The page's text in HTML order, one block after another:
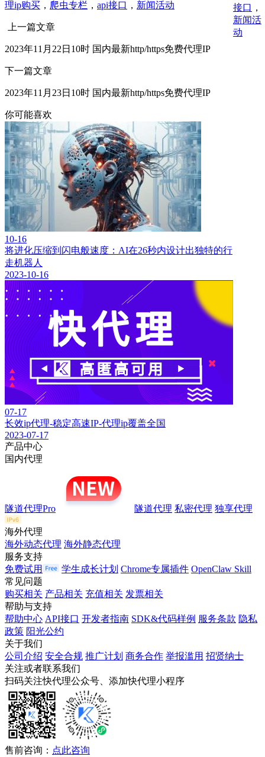
理ip购买 ， 爬虫专栏 ， api接口 ， 新闻活动
上一篇文章
2023年11月22日10时 国内最新http/https免费代理IP
下一篇文章
2023年11月23日10时 国内最新http/https免费代理IP
你可能喜欢
10-16
将进化压缩到闪电般速度：AI在26秒内设计出独特的行
走机器人
2023-10-16
07-17
长效ip代理-稳定高速IP-代理ip覆盖全国
2023-07-17
接口 ，
新闻活
动
产品中心
国内代理
隧道代理Pro 隧道代理 私密代理 独享代理
海外代理
海外动态代理 海外静态代理
服务支持
免费试用
学生成长计划 Chrome专属插件 OpenClaw Skill
常见问题
购买相关 产品相关 充值相关 发票相关
帮助与支持
帮助中心 API接口 开发者指南 SDK&代码样例 服务条款 隐私
政策 阳光公约
关于我们
公司介绍 安全合规 推广计划 商务合作 举报滥用 招贤纳士
关注或者联系我们
扫码关注快代理公众号、添加快代理小程序
售前咨询： 点此咨询